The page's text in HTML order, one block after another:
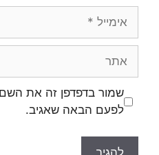
שמור בדפדפן זה את
לפעם הבאה שאגיב.